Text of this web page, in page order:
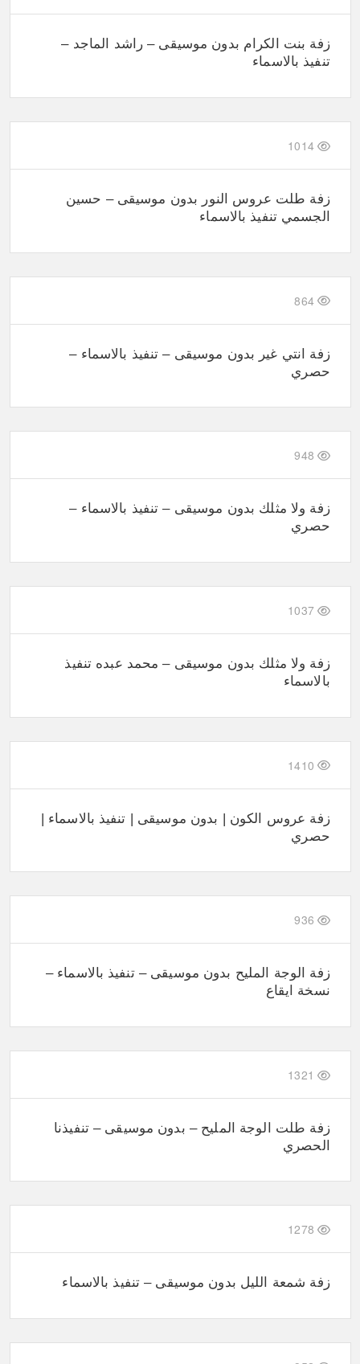
زفة بنت الكرام بدون موسيقى – راشد الماجد –
تنفيذ بالاسماء
1014
زفة طلت عروس النور بدون موسيقى – حسين
الجسمي تنفيذ بالاسماء
864
زفة انتي غير بدون موسيقى – تنفيذ بالاسماء –
حصري
948
زفة ولا مثلك بدون موسيقى – تنفيذ بالاسماء –
حصري
1037
زفة ولا مثلك بدون موسيقى – محمد عبده تنفيذ
بالاسماء
1410
زفة عروس الكون | بدون موسيقى | تنفيذ بالاسماء |
حصري
936
زفة الوجة المليح بدون موسيقى – تنفيذ بالاسماء –
نسخة ايقاع
1321
زفة طلت الوجة المليح – بدون موسيقى – تنفيذنا
الحصري
1278
زفة شمعة الليل بدون موسيقى – تنفيذ بالاسماء